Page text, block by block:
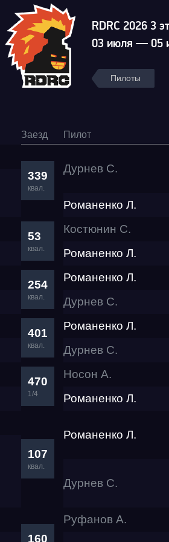
RDRC 2026 3
03 июля — 05
Пилоты
Заезд Пилот
339
квал.
Дурнев С.
Романенко Л.
53
квал.
Костюнин С.
Романенко Л.
254
квал.
Романенко Л.
Дурнев С.
401
квал.
Романенко Л.
Дурнев С.
470
1/4
Носон А.
Романенко Л.
107
квал.
Романенко Л.
Дурнев С.
160
Руфанов А.